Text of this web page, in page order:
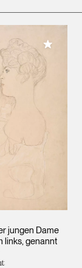
jungen Dame
links, genannt
Meiner